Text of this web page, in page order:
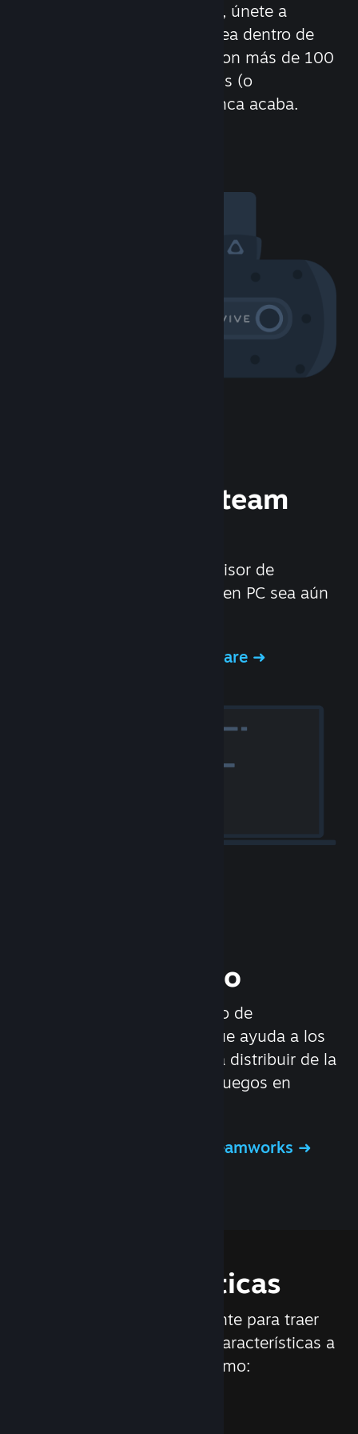
Conoce a nuevas personas, únete a
grupos, forma clanes, chatea dentro de
un juego, ¡y mucho más! Con más de 100
millones de posibles amigos (o
enemigos), la diversión nunca acaba.
Experimenta Steam
Creamos Steam Deck y el visor de
Valve Index para que jugar en PC sea aún
Experimenta Steam Hardware
Publica tu juego
Steamworks es un conjunto de
herramientas y servicios que ayuda a los
desarrolladores y editores a distribuir de la
mejor manera posible sus juegos en
Más información sobre Steamworks
Características
Trabajamos continuamente para traer
nuevas actualizaciones y características a
Steam, tales como: